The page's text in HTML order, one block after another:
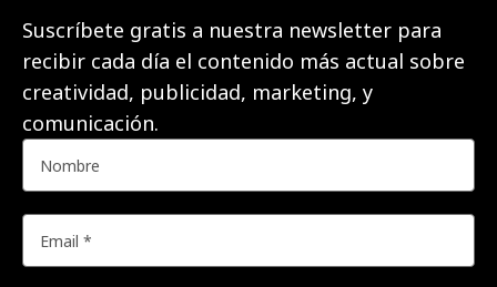
Suscríbete gratis a nuestra newsletter para
recibir cada día el contenido más actual sobre
creatividad, publicidad, marketing, y
comunicación.